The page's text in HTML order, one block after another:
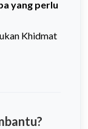
yang perlu
Khidmat